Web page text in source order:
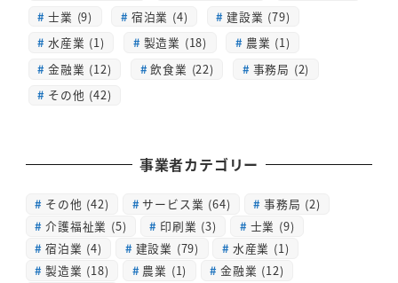
士業 (9)
宿泊業 (4)
建設業 (79)
水産業 (1)
製造業 (18)
農業 (1)
金融業 (12)
飲食業 (22)
事務局 (2)
その他 (42)
事業者カテゴリー
その他 (42) サービス業 (64) 事務局 (2)
介護福祉業 (5) 印刷業 (3) 士業 (9)
宿泊業 (4) 建設業 (79) 水産業 (1)
製造業 (18) 農業 (1) 金融業 (12)